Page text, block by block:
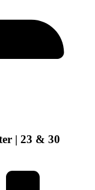
| 23 & 30